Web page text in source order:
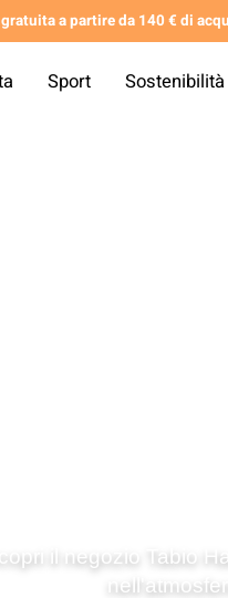
a partire da 140 € di
Sport Sostenibilità
il negozio Tabio